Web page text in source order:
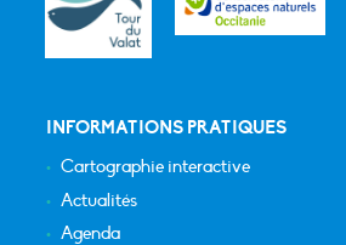
INFORMATIONS PRATIQUES
Cartographie interactive
Actualités
Agenda